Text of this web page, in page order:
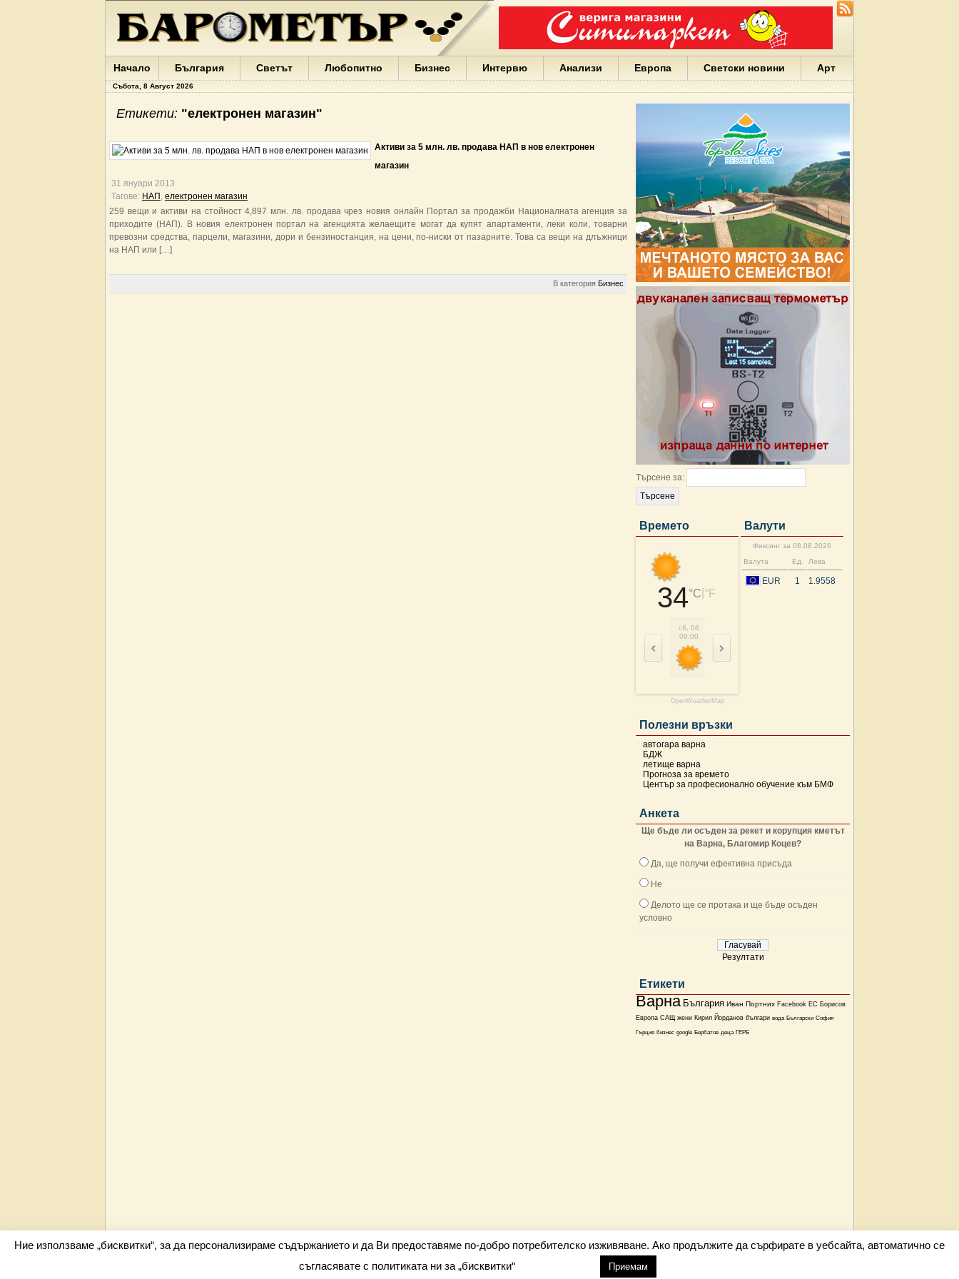
Варна
България
Портних
Facebook
ЕС
Борисов
Европа
Йорданов
Гърция
бизнес
google
ГЕРБ
Начало България Светът Любопитно Бизнес Интервю Анализи Европа Светски новини Арт
Събота, 8 Август 2026
Търсене за:
Времето
34°C °F
сб, 08
09:00
12:00
OpenWeatherMap
Валути
Фиксинг за 08.08.2026
Валута
Ед. Лева
EUR 1 1.9558
Полезни връзки
автогара варна
БДЖ
летище варна
Прогноза за времето
Център за професионално обучение към БМФ
Анкета
Ще бъде ли осъден за рекет и корупция кметът
на Варна, Благомир Коцев?
Да, ще получи ефективна присъда
Не
Делото ще се протака и ще бъде осъден
условно
Резултати
Етикети
Варна България Иван Портних Facebook ЕС Борисов
Европа САЩ жени Кирил Йорданов българи вода Български София
Гърция бизнес google Бербатов деца ГЕРБ
Етикети: "електронен магазин"
Активи за 5 млн. лв. продава НАП в нов електронен
магазин
31 януари 2013
Тагове: НАП , електронен магазин
259 вещи и активи на стойност 4,897 млн. лв. продава чрез новия онлайн Портал за продажби Националната агенция за
приходите (НАП). В новия електронен портал на агенцията желаещите могат да купят апартаменти, леки коли, товарни
превозни средства, парцели, магазини, дори и бензиностанция, на цени, по-ниски от пазарните. Това са вещи на длъжници
на НАП или […]
В категория Бизнес
Всички права запазени barometar.net © 2026 info@barometar.net
Ние използваме „бисквитки“, за да персонализираме съдържанието и да Ви предоставяме по-добро потребителско изживяване. Ако продължите да сърфирате в уебсайта, автоматично се
съгласявате с политиката ни за „бисквитки“
Приемам